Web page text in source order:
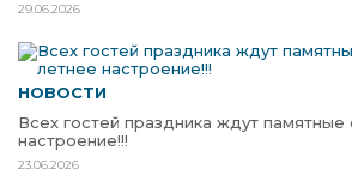
29.06.2026
НОВОСТИ
Всех гостей праздника ждут памятные
настроение!!!
23.06.2026